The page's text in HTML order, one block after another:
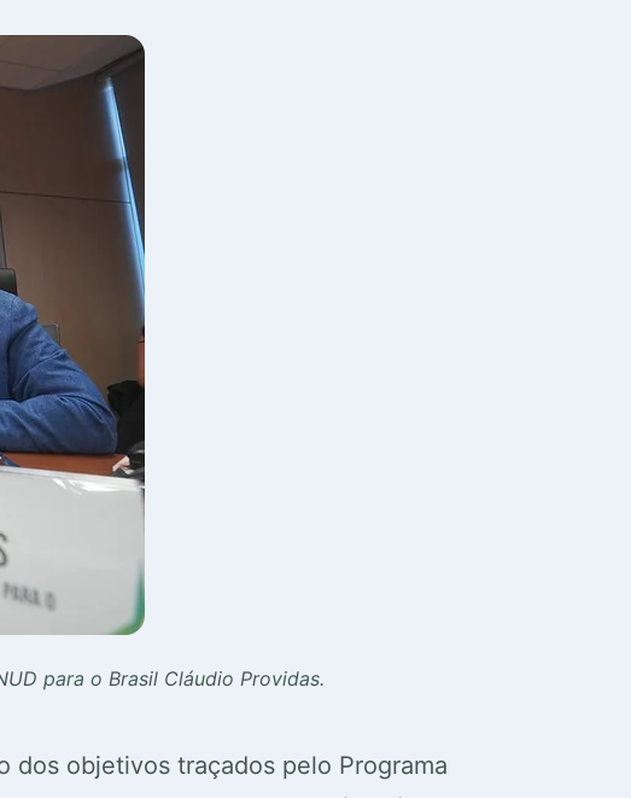
para o Brasil Cláudio Providas.
dos objetivos traçados pelo Programa